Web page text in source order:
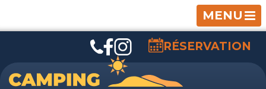
MENU
RÉSERVATION